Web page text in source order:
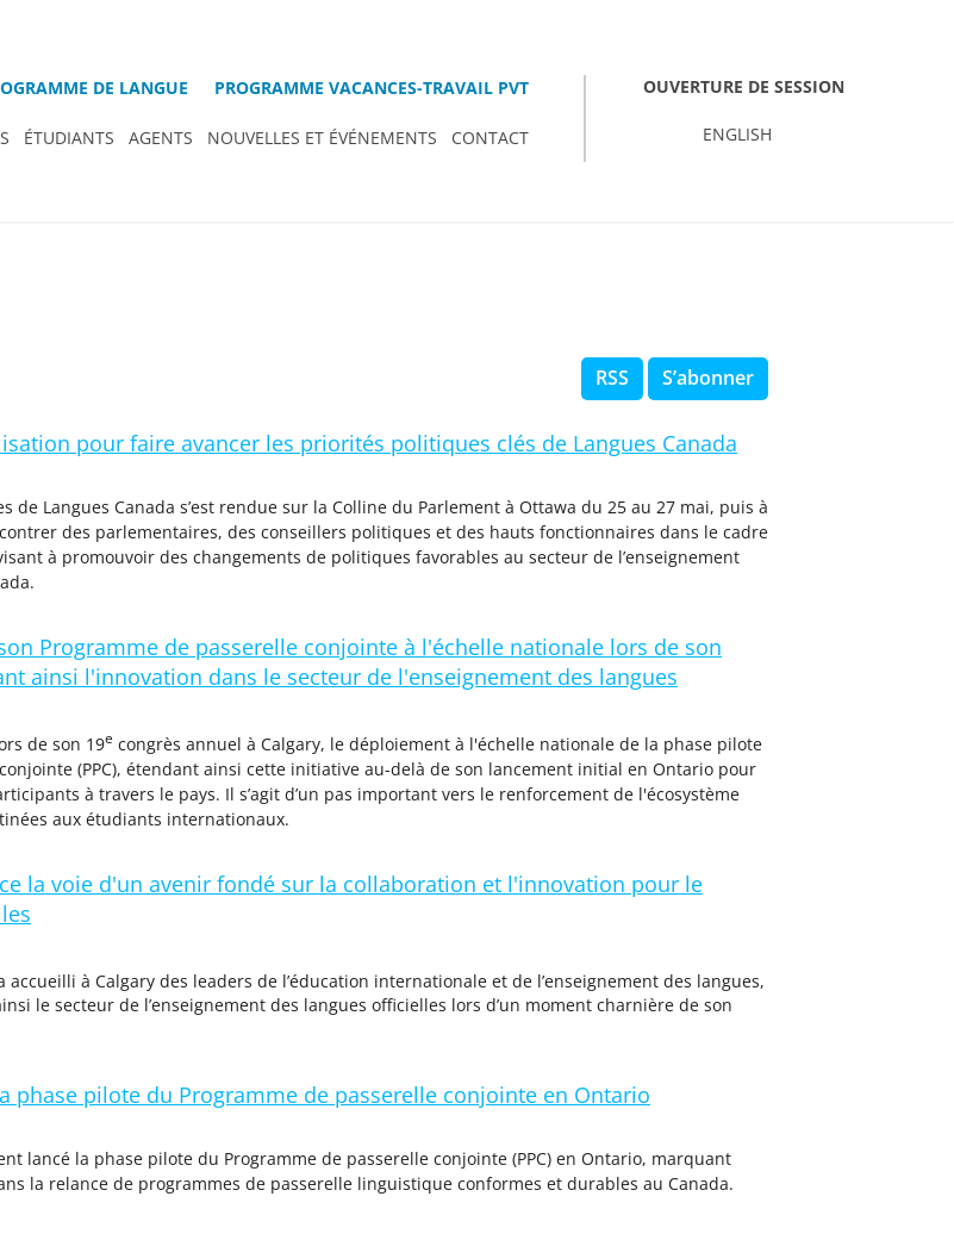
DE LANGUE PROGRAMME VACANCES-TRAVAIL PVT
ÉTUDIANTS AGENTS NOUVELLES ET ÉVÉNEMENTS CONTACT
OUVERTURE DE SESSION
ENGLISH
RSS S’abonner
pour faire avancer les priorités politiques clés de Langues Canada
de Langues Canada s’est rendue sur la Colline du Parlement à Ottawa du 25 au 27 mai, puis à
des parlementaires, des conseillers politiques et des hauts fonctionnaires dans le cadre
à promouvoir des changements de politiques favorables au secteur de l’enseignement
Programme de passerelle conjointe à l'échelle nationale lors de son
ainsi l'innovation dans le secteur de l'enseignement des langues
de son 19e congrès annuel à Calgary, le déploiement à l'échelle nationale de la phase pilote
(PPC), étendant ainsi cette initiative au-delà de son lancement initial en Ontario pour
à travers le pays. Il s’agit d’un pas important vers le renforcement de l'écosystème
aux étudiants internationaux.
la voie d'un avenir fondé sur la collaboration et l'innovation pour le
accueilli à Calgary des leaders de l’éducation internationale et de l’enseignement des langues,
le secteur de l’enseignement des langues officielles lors d’un moment charnière de son
phase pilote du Programme de passerelle conjointe en Ontario
lancé la phase pilote du Programme de passerelle conjointe (PPC) en Ontario, marquant
la relance de programmes de passerelle linguistique conformes et durables au Canada.